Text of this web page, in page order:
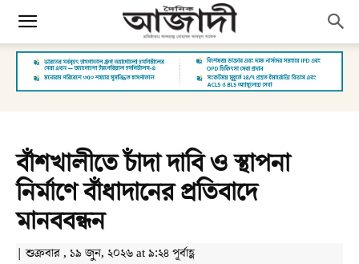
বাঁশখালীতে চাঁদা দাবি ও স্থাপনা
নির্মাণে বাঁধাদানের প্রতিবাদে
মানববন্ধন
| শুক্রবার , ১৯ জুন, ২০২৬ at ৯:২৪ পূর্বাহ্ণ